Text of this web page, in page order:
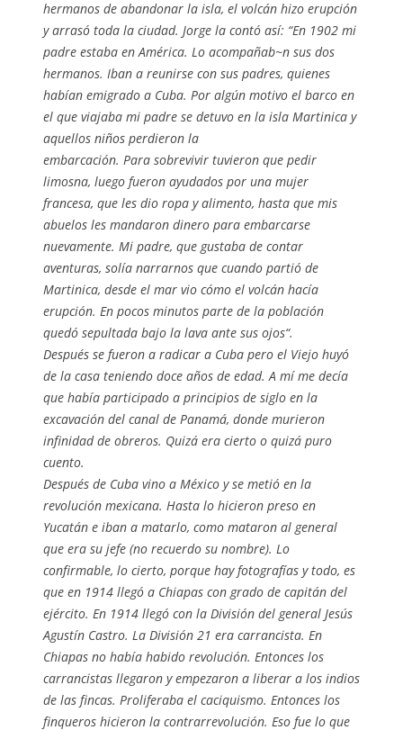
hermanos de abandonar la isla, el volcán hizo erupción
y arrasó toda la ciudad. Jorge la contó así: “En 1902 mi
padre estaba en América. Lo acompañab~n sus dos
hermanos. Iban a reunirse con sus padres, quienes
habían emigrado a Cuba. Por algún motivo el barco en
el que viajaba mi padre se detuvo en la isla Martinica y
aquellos niños perdieron la
embarcación. Para sobrevivir tuvieron que pedir
limosna, luego fueron ayudados por una mujer
francesa, que les dio ropa y alimento, hasta que mis
abuelos les mandaron dinero para embarcarse
nuevamente. Mi padre, que gustaba de contar
aventuras, solía narrarnos que cuando partió de
Martinica, desde el mar vio cómo el volcán hacía
erupción. En pocos minutos parte de la población
quedó sepultada bajo la lava ante sus ojos“.
Después se fueron a radicar a Cuba pero el Viejo huyó
de la casa teniendo doce años de edad. A mí me decía
que había participado a principios de siglo en la
excavación del canal de Panamá, donde murieron
infinidad de obreros. Quizá era cierto o quizá puro
cuento.
Después de Cuba vino a México y se metió en la
revolución mexicana. Hasta lo hicieron preso en
Yucatán e iban a matarlo, como mataron al general
que era su jefe (no recuerdo su nombre). Lo
confirmable, lo cierto, porque hay fotografías y todo, es
que en 1914 llegó a Chiapas con grado de capitán del
ejército. En 1914 llegó con la División del general Jesús
Agustín Castro. La División 21 era carrancista. En
Chiapas no había habido revolución. Entonces los
carrancistas llegaron y empezaron a liberar a los indios
de las fincas. Proliferaba el caciquismo. Entonces los
finqueros hicieron la contrarrevolución. Eso fue lo que